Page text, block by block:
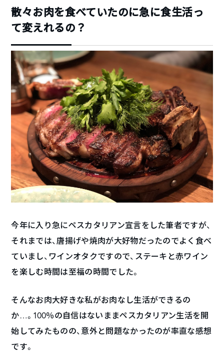
散々お肉を食べていたのに急に食生活っ
て変えれるの？
今年に入り急にペスカタリアン宣言をした筆者ですが、
それまでは、唐揚げや焼肉が大好物だったのでよく食べ
ていまし、ワインオタクですので、ステーキと赤ワイン
を楽しむ時間は至福の時間でした。
そんなお肉大好きな私がお肉なし生活ができるの
か…。100％の自信はないままペスカタリアン生活を開
始してみたものの、意外と問題なかったのが率直な感想
です。